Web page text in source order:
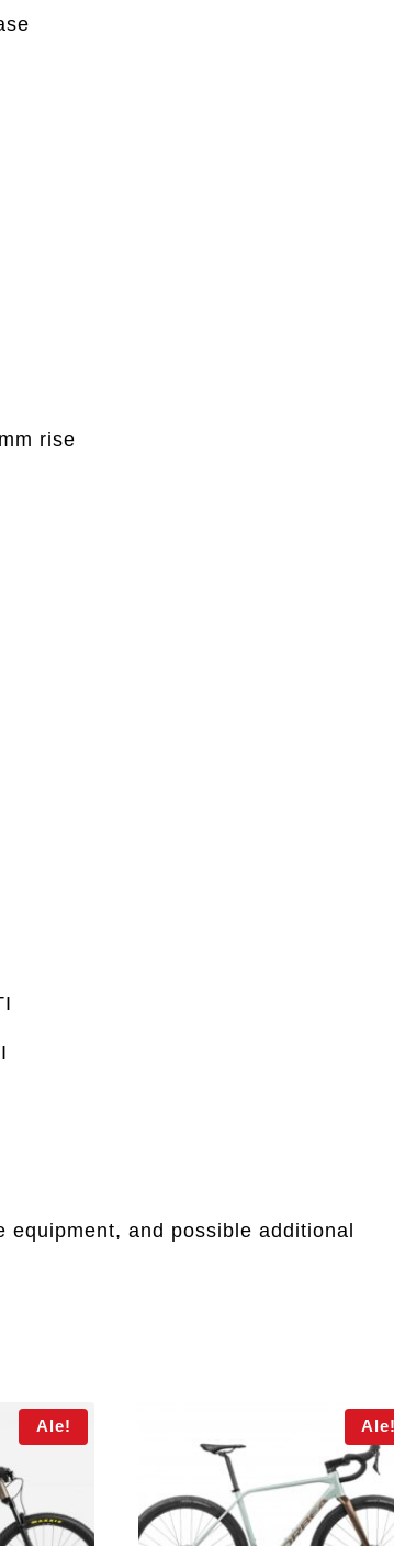
rise
and possible additional
Ale!